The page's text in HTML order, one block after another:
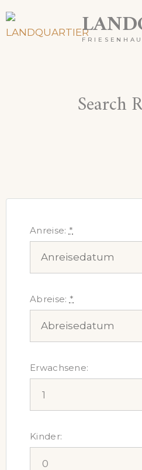
Skip
to
Search
Anreise: *
Abreise: *
Erwachsene:
Kinder: